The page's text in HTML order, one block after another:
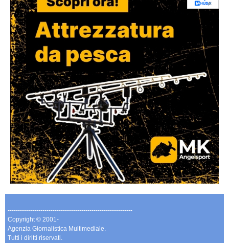
-------------------------------------------------------------
Copyright © 2001-
Agenzia Giornalistica Multimediale.
Tutti i diritti riservati.